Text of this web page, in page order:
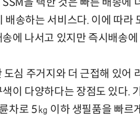
송하는 서비스다. 이에 따라
에 나서고 있지만 즉시배송
심 주거지와 더 근접해 있어
이 다양하다는 장점도 있다.
차로 5㎏ 이하 생필품을 빠르